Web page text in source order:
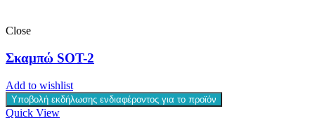
Close
Σκαμπώ SOT-2
Add to wishlist
Υποβολή εκδήλωσης ενδιαφέροντος για το προϊόν
Quick View